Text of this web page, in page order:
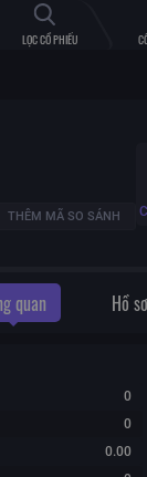
LỌC CỔ PHIẾU
THÊM MÃ SO SÁNH
quan Hồ sơ
0
0
0.00